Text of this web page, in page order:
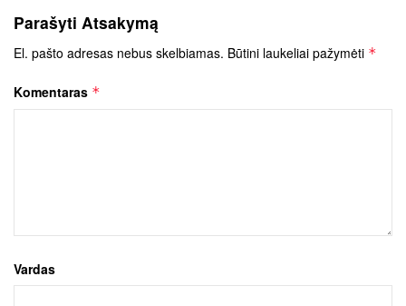
Parašyti Atsakymą
El. pašto adresas nebus skelbiamas. Būtini laukeliai pažymėti *
Komentaras *
Vardas